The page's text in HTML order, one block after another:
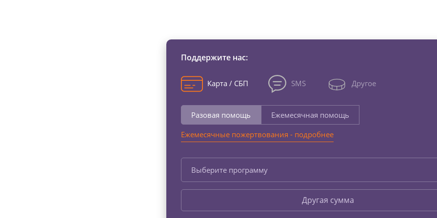
Поддержите нас:
Карта / СБП SMS Другое
Разовая помощь
Ежемесячная помощь
Ежемесячные пожертвования - подробнее
Выберите программу
Другая сумма